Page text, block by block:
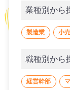
業種別から
製造業 小
職種別から
経営幹部